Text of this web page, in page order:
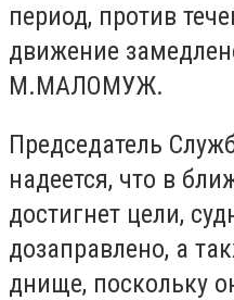
период, против
движение
М.МАЛОМУЖ.
Председатель
надеется, что в
достигнет цели,
дозаправлено, а
днище, поскольку